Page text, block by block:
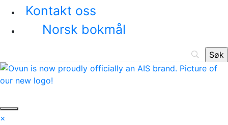
Kontakt oss
Norsk bokmål
×